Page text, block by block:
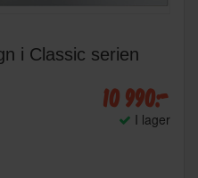
i Classic serien
10 990:-
I lager